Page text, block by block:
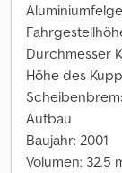
Durchmesser
Höhe des
Aufbau
Baujahr: 2001
Volumen: 32.5